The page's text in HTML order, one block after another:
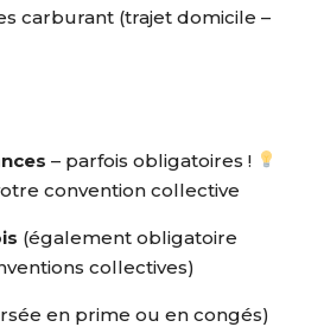
carburant (trajet domicile –
– parfois obligatoires !
convention collective
(également obligatoire
collectives)
en prime ou en congés)